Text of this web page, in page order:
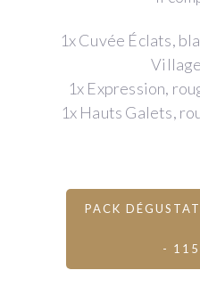
1x Cuvée Éclats,
1x Expression,
1x Hauts Galets,
PACK
-